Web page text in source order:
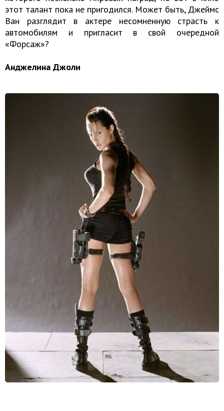
этот талант пока не пригодился. Может быть, Джеймс
Ван разглядит в актере несомненную страсть к
автомобилям и пригласит в свой очередной
«Форсаж»?
Анджелина Джоли